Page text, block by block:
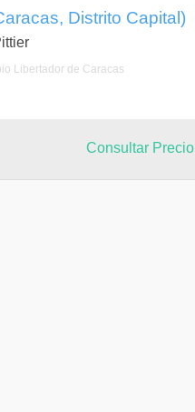
Distrito Capital)
Libertador de Caracas
Consultar Precio